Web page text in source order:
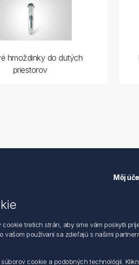
hmoždinky do dutých
priestorov
ochrane údajov
Môj
tretích strán, aby sme vám poskytli
používaní sa zdieľajú s našimi
cookie a podobných technológií.